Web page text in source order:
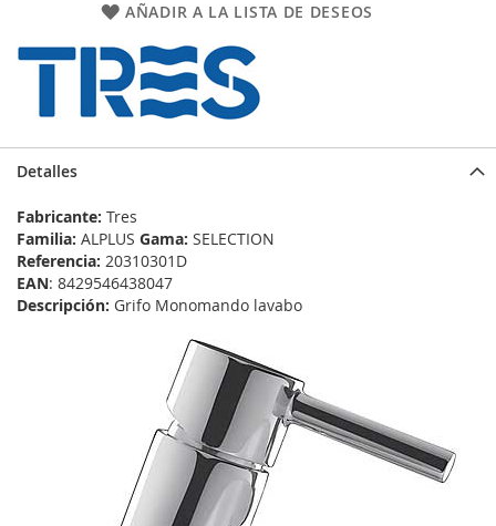
AÑADIR A LA LISTA DE DESEOS
Detalles
Fabricante: Tres
Familia: ALPLUS Gama: SELECTION
Referencia: 20310301D
EAN: 8429546438047
Descripción: Grifo Monomando lavabo